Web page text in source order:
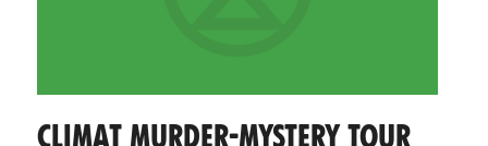
CLIMAT MURDER-MYSTERY TOUR